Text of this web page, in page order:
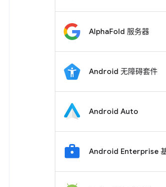
AlphaFold 服务器
Android 无障碍套件
Android Auto
Android Enterprise